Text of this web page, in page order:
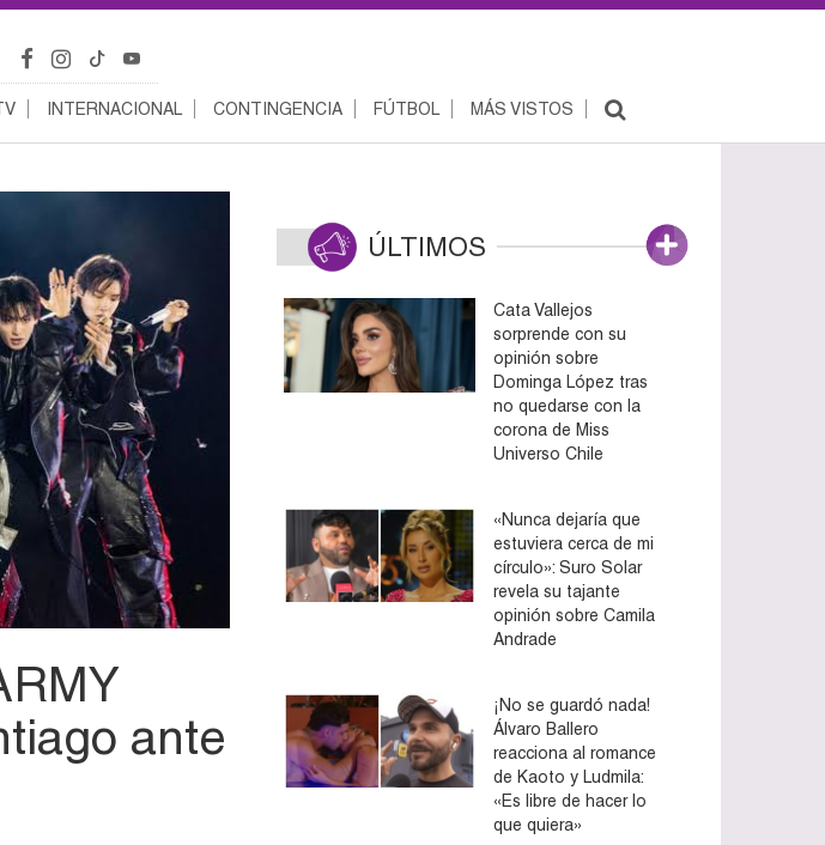
INTERNACIONAL CONTINGENCIA FÚTBOL MÁS VISTOS
ante
ÚLTIMOS
Cata Vallejos
sorprende con su
opinión sobre
Dominga López tras
no quedarse con la
corona de Miss
Universo Chile
«Nunca dejaría que
estuviera cerca de mi
círculo»: Suro Solar
revela su tajante
opinión sobre Camila
Andrade
¡No se guardó nada!
Álvaro Ballero
reacciona al romance
de Kaoto y Ludmila:
«Es libre de hacer lo
que quiera»